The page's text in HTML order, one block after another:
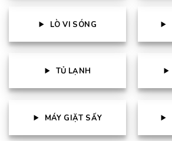
LÒ VI SÓNG
TỦ LẠNH
MÁY GIẶT SẤY